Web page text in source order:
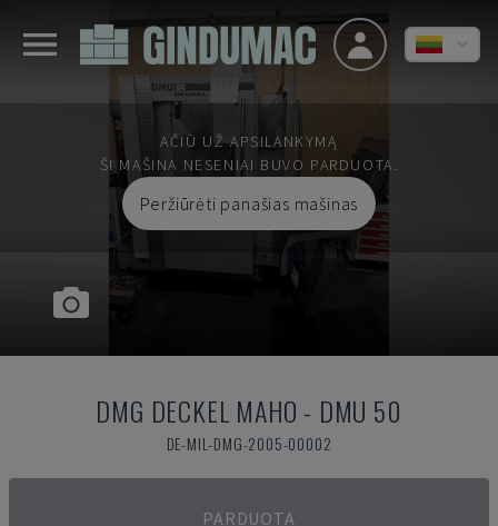
AČIŪ UŽ APSILANKYMĄ
ŠI MAŠINA NESENIAI BUVO PARDUOTA.
Peržiūrėti panašias mašinas
DMG DECKEL MAHO - DMU 50
DE-MIL-DMG-2005-00002
PARDUOTA